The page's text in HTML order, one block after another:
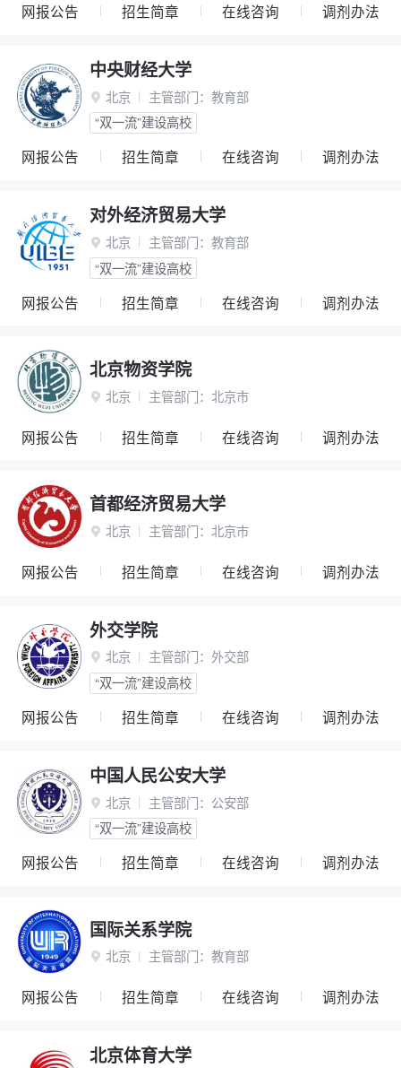
网报公告 招生简章 在线咨询 调剂办法
中央财经大学
 北京 主管部门： 教育部
“双一流”建设高校
网报公告 招生简章 在线咨询 调剂办法
对外经济贸易大学
 北京 主管部门： 教育部
“双一流”建设高校
网报公告 招生简章 在线咨询 调剂办法
北京物资学院
 北京 主管部门： 北京市
网报公告 招生简章 在线咨询 调剂办法
首都经济贸易大学
 北京 主管部门： 北京市
网报公告 招生简章 在线咨询 调剂办法
外交学院
 北京 主管部门： 外交部
“双一流”建设高校
网报公告 招生简章 在线咨询 调剂办法
中国人民公安大学
 北京 主管部门： 公安部
“双一流”建设高校
网报公告 招生简章 在线咨询 调剂办法
国际关系学院
 北京 主管部门： 教育部
网报公告 招生简章 在线咨询 调剂办法
北京体育大学